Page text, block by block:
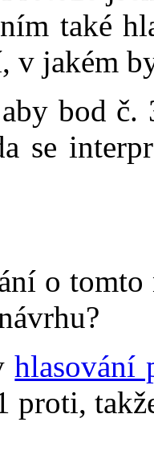
také
v jakém
bod č.
se
o
hlasování
proti,